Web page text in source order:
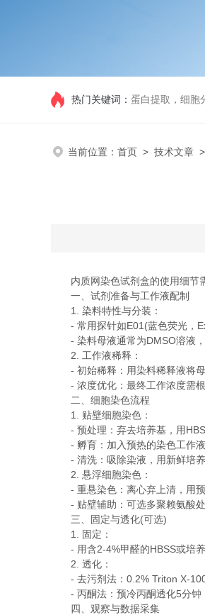
热门关键词： 蛋白提取，细胞
当前位置： 首页 > 技术文章 >
内质网染色试剂盒的使用细节需
一、试剂准备与工作液配制
1. 染料特性与分装：
- 常用探针如E01(蓝色荧光，Ex/
- 染料母液通常为DMSO溶液，
2. 工作液稀释：
- 初始稀释：用染料稀释液将母
- 浓度优化：最终工作浓度需根
二、细胞染色流程
1. 贴壁细胞染色：
- 预处理：弃去培养基，用
- 孵育：加入预热的染色工作液
- 清洗：吸除染液，用新鲜培养
2. 悬浮细胞染色：
- 重悬染色：离心弃上清，用预
- 贴壁辅助：可选多聚赖氨酸处
三、固定与透化(可选)
1. 固定：
- 用含2-4%甲醛的HBSS或培养
2. 透化：
- 去污剂法：0.2% Triton X-100
- 丙酮法：预冷丙酮透化5分钟
四、观察与数据采集